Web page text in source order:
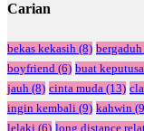
Carian
bekas kekasih (8) bergaduh
boyfriend (6) buat
jauh (8) cinta muda (13)
ingin kembali (9) kahwin
lelaki (6) long distance